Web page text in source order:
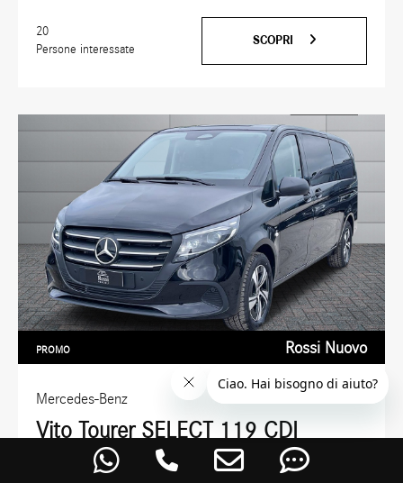
20
Persone interessate
SCOPRI
Mercedes-Benz
Vito Tourer SELECT 119 CDI
Extralong
PROMO Rossi Nuovo